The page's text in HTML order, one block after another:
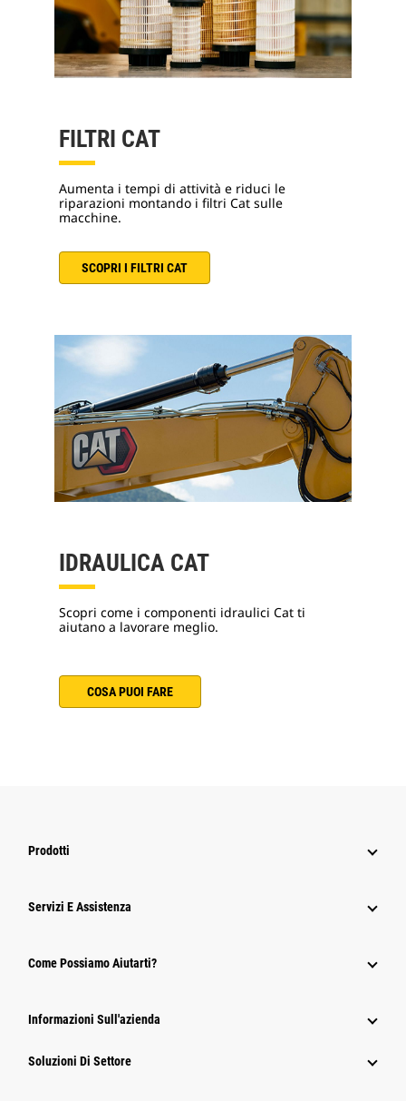
FILTRI CAT
Aumenta i tempi di attività e riduci le
riparazioni montando i filtri Cat sulle
macchine.
SCOPRI I FILTRI CAT
IDRAULICA CAT
Scopri come i componenti idraulici Cat ti
aiutano a lavorare meglio.
COSA PUOI FARE
Prodotti
Servizi E Assistenza
Come Possiamo Aiutarti?
Informazioni Sull'azienda
Soluzioni Di Settore